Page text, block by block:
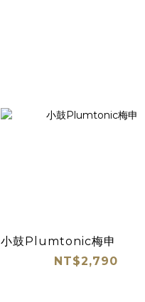
小鼓Plumtonic梅申
NT$2,790